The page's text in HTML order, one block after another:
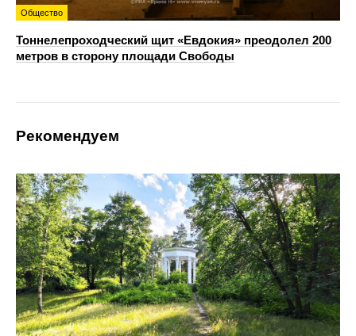
Общество
Тоннелепроходческий щит «Евдокия» преодолел 200
метров в сторону площади Свободы
Рекомендуем